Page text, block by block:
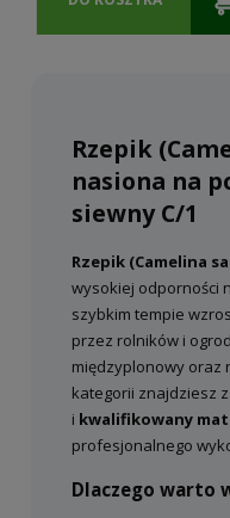
staje
Dużą
radzi
mieć
Dzięki
Rzepik
nasiona na
siewny C/1
Rzepik (Camelina
wysokiej odporności
szybkim tempie
przez rolników i
międzyplonowy oraz
kategorii znajdziesz
i kwalifikowany
profesjonalnego
Dlaczego warto